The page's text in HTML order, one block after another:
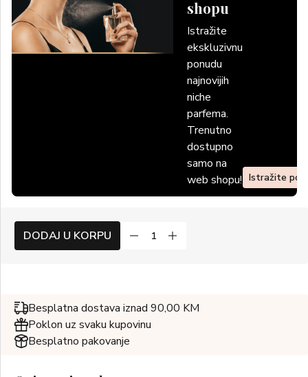
shopu
Istražite
ekskluzivnu
ponudu
najnovijih
niche
parfema.
Trenutno
dostupno
samo na
web shopu! Istražite
DODAJ U KORPU
Besplatna dostava iznad 90,00 KM
Poklon uz svaku kupovinu
Besplatno pakovanje